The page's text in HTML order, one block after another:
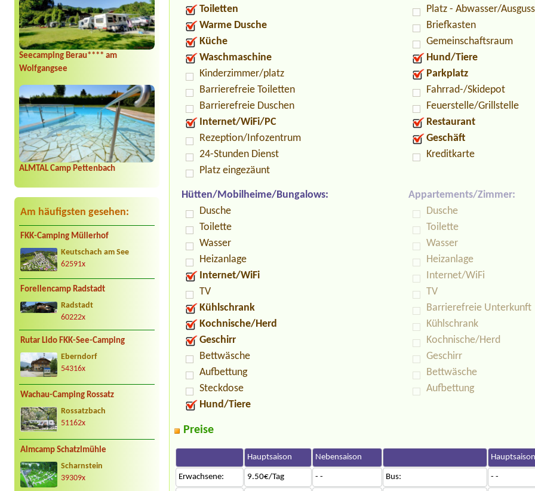
Seecamping Berau**** am
Wolfgangsee
ALMTAL Camp Pettenbach
Am häufigsten gesehen:
FKK-Camping Müllerhof
Keutschach am See
62591x
Forellencamp Radstadt
Radstadt
60222x
Rutar Lido FKK-See-Camping
Eberndorf
54316x
Wachau-Camping Rossatz
Rossatzbach
51162x
Almcamp Schatzlmühle
Scharnstein
39309x
Toiletten
Warme Dusche
Küche
Waschmaschine
Kinderzimmer/platz
Barrierefreie Toiletten
Barrierefreie Duschen
Internet/WiFi/PC
Rezeption/Infozentrum
24-Stunden Dienst
Platz eingezäunt
Platz - Abwasser/Ausguss
Briefkasten
Gemeinschaftsraum
Hund/Tiere
Parkplatz
Fahrrad-/Skidepot
Feuerstelle/Grillstelle
Restaurant
Geschäft
Kreditkarte
Hütten/Mobilheime/Bungalows:
Dusche
Toilette
Wasser
Heizanlage
Internet/WiFi
TV
Kühlschrank
Kochnische/Herd
Geschirr
Bettwäsche
Aufbettung
Steckdose
Hund/Tiere
Appartements/Zimmer:
Dusche
Toilette
Wasser
Heizanlage
Internet/WiFi
TV
Barrierefreie Unterkunft
Kühlschrank
Kochnische/Herd
Geschirr
Bettwäsche
Aufbettung
Preise
Hauptsaison Nebensaison Hauptsaison
Erwachsene: 9.50€/Tag - - Bus: - -